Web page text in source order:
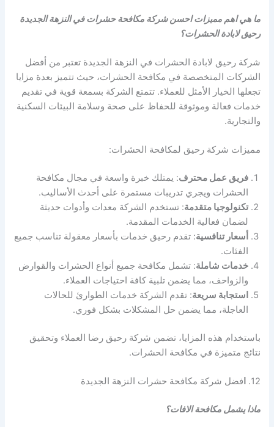
ما هي اهم مميزات احسن شركة مكافحة حشرات في النزهة الجديدة
رحيق لابادة الحشرات؟
شركة رحيق لابادة الحشرات في النزهة الجديدة تعتبر من أفضل
الشركات المتخصصة في مكافحة الحشرات، حيث تتميز بعدة مزايا
تجعلها الخيار الأمثل للعملاء. تتمتع الشركة بسمعة قوية في تقديم
خدمات فعالة وموثوقة للحفاظ على صحة وسلامة البيئات السكنية
والتجارية.
مميزات شركة رحيق لمكافحة الحشرات:
فريق عمل محترف: يمتلك خبرة واسعة في مجال مكافحة
الحشرات ويجري تدريبات مستمرة على أحدث الأساليب.
تكنولوجيا متقدمة: تستخدم الشركة معدات وأدوات حديثة
لضمان فعالية الخدمات المقدمة.
أسعار تنافسية: تقدم رحيق خدمات بأسعار معقولة تناسب جميع
الفئات.
خدمات شاملة: تشمل مكافحة جميع أنواع الحشرات والقوارض
والزواحف، مما يضمن تلبية كافة احتياجات العملاء.
استجابة سريعة: تقدم الشركة خدمات الطوارئ للحالات
العاجلة، مما يضمن حل المشكلات بشكل فوري.
باستخدام هذه المزايا، تضمن شركة رحيق رضا العملاء وتحقيق
نتائج متميزة في مكافحة الحشرات.
12. فضل شركة مكافحة حشرات النزهة الجديدة
ماذا يشمل مكافحة الافات؟